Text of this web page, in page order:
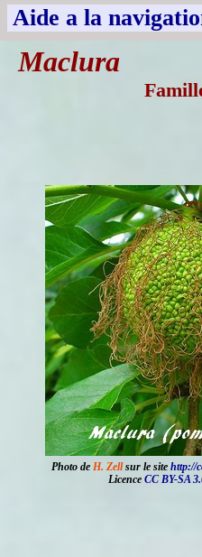
Aide a la
Maclura
Photo de H. Zellsur le site http://
Licence CC BY-SA